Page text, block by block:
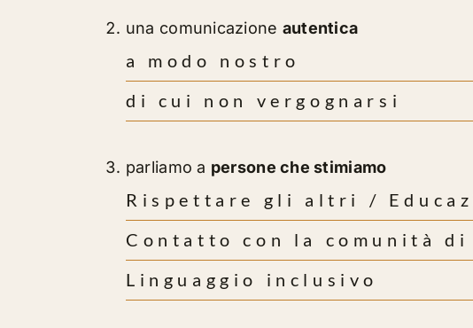
una comunicazione autentica
a modo nostro
di cui non vergognarsi
parliamo a persone che stimiamo
Rispettare gli altri /
Contatto con la comunità
Linguaggio inclusivo